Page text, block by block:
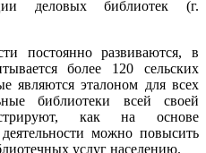
деловых библиотек (г.
постоянно развиваются, в
более 120 сельских
являются эталоном для всех
библиотеки всей своей
как на основе
можно повысить
услуг населению.